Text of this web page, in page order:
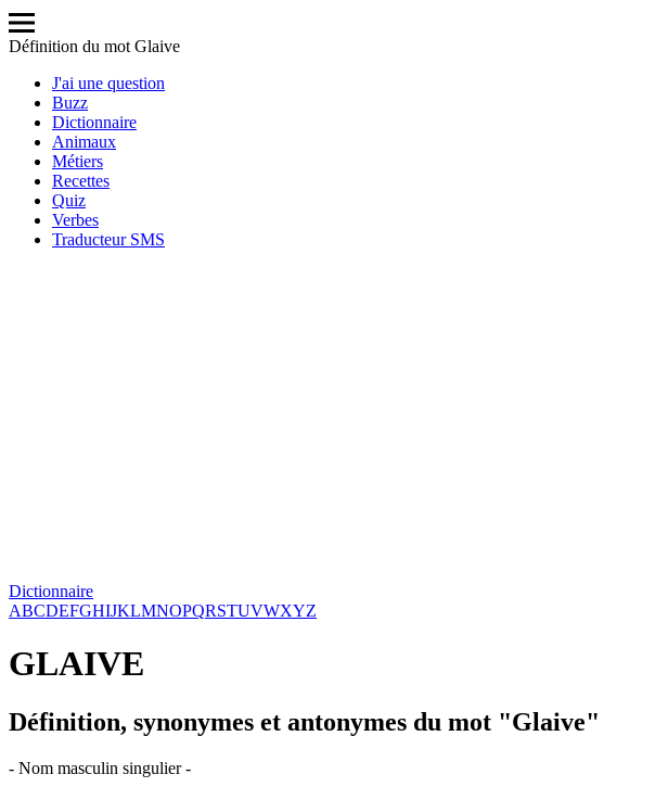
Définition du mot Glaive
J'ai une question
Buzz
Dictionnaire
Animaux
Métiers
Recettes
Quiz
Verbes
Traducteur SMS
Dictionnaire
ABCDEFGHIJKLMNOPQRSTUVWXYZ
GLAIVE
Définition, synonymes et antonymes du mot "Glaive"
- Nom masculin singulier -